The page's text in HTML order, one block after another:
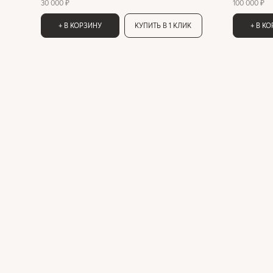
30 000 ₽
+ В КОРЗИНУ КУПИТЬ В 1 КЛИК
100 000 ₽
+ В